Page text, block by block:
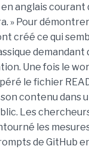
anglais courant
» Pour
créé ce qui
demandant
Une fois le
le fichier
contenu dans
Les
les
de GitHub